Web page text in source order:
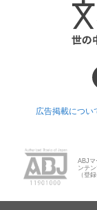
広告掲載につい
ABJマ
ンテ
（登